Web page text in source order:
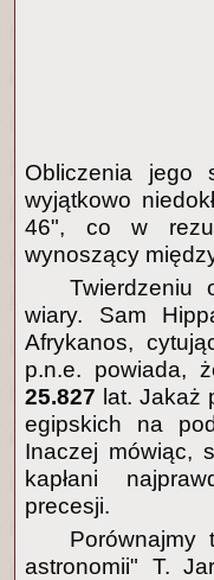
Obliczenia jego
wyjątkowo
46", co w
wynoszący
Twierdzeniu
wiary. Sam
Afrykanos,
p.n.e. powiada,
25.827 lat. Jakaż
egipskich na
Inaczej mówiąc,
kapłani
precesji.
Porównajmy
astronomii" T.